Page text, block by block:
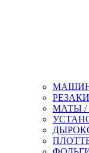
МАТЫ /